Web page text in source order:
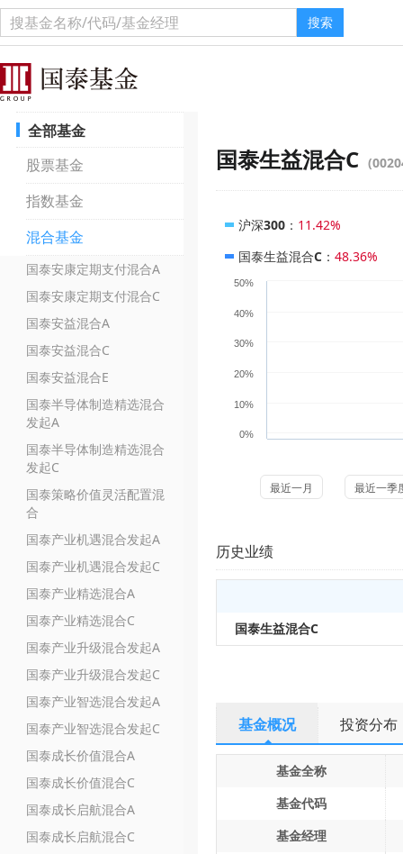
搜索
全部基金
股票基金
指数基金
混合基金
国泰安康定期支付混合A
国泰安康定期支付混合C
国泰安益混合A
国泰安益混合C
国泰安益混合E
国泰半导体制造精选混合
发起A
国泰半导体制造精选混合
发起C
国泰策略价值灵活配置混
合
国泰产业机遇混合发起A
国泰产业机遇混合发起C
国泰产业精选混合A
国泰产业精选混合C
国泰产业升级混合发起A
国泰产业升级混合发起C
国泰产业智选混合发起A
国泰产业智选混合发起C
国泰成长价值混合A
国泰成长价值混合C
国泰成长启航混合A
国泰成长启航混合C
国泰生益混合C
沪深300 ： 11.42%
国泰生益混合C ： 48.36%
0%
10%
20%
30%
40%
50%
最近一月 最近一季
历史业绩
国泰生益混合C
基金概况 投资分布
基金全称
基金代码
基金经理